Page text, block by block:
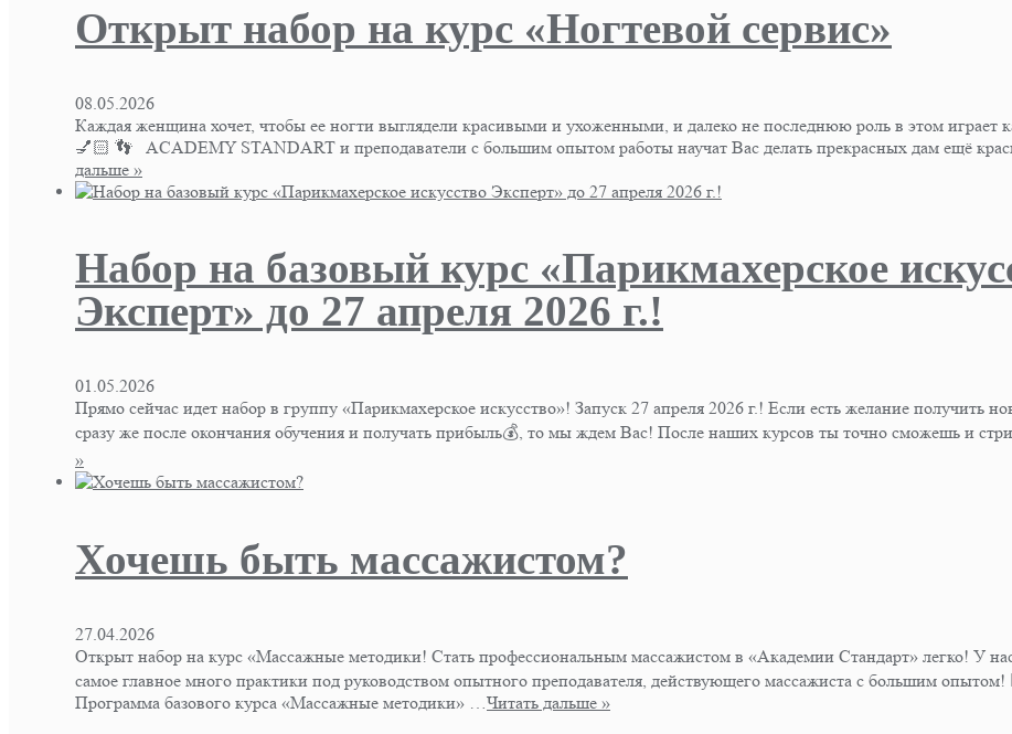
Открыт набор на курс «Ногтевой сервис»
08.05.2026
Каждая женщина хочет, чтобы ее ногти выглядели красивыми и ухоженными, и далеко не последнюю роль в этом
💅🏻 👣 ACADEMY STANDART и преподаватели с большим опытом работы научат Вас делать прекрасных дам ещё
дальше »
Набор на базовый курс «Парикмахерское
Эксперт» до 27 апреля 2026 г.!
01.05.2026
Прямо сейчас идет набор в группу «Парикмахерское искусство»! Запуск 27 апреля 2026 г.! Если есть желание получить
сразу же после окончания обучения и получать прибыль💰, то мы ждем Вас! После наших курсов ты точно сможешь и
»
Хочешь быть массажистом?
27.04.2026
Открыт набор на курс «Массажные методики! Стать профессиональным массажистом в «Академии Стандарт» легко! У
самое главное много практики под руководством опытного преподавателя, действующего массажиста с большим опытом!
Программа базового курса «Массажные методики» … Читать дальше »